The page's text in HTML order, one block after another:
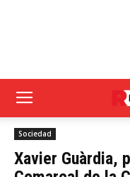
Sociedad
Xavier Guàrdia,